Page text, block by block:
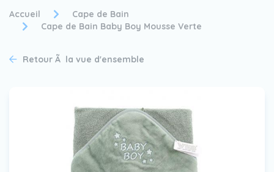
Devenir un revendeur
Sur le VIB®
Trouvez votre
revendeur VIB®
Accueil
Cape de Bain
Cape de Bain Baby Boy Mousse Verte
Retour Ã la vue d'ensemble